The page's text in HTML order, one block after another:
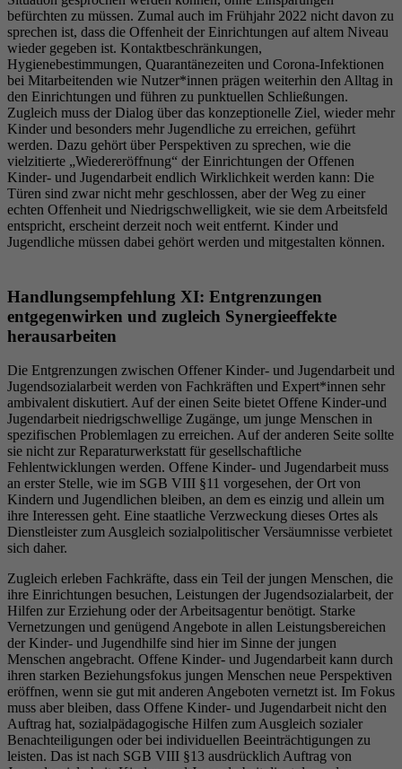
befürchten zu müssen. Zumal auch im Frühjahr 2022 nicht davon zu
sprechen ist, dass die Offenheit der Einrichtungen auf altem Niveau
wieder gegeben ist. Kontaktbeschränkungen,
Hygienebestimmungen, Quarantänezeiten und Corona-Infektionen
bei Mitarbeitenden wie Nutzer*innen prägen weiterhin den Alltag in
den Einrichtungen und führen zu punktuellen Schließungen.
Zugleich muss der Dialog über das konzeptionelle Ziel, wieder mehr
Kinder und besonders mehr Jugendliche zu erreichen, geführt
werden. Dazu gehört über Perspektiven zu sprechen, wie die
vielzitierte „Wiedereröffnung“ der Einrichtungen der Offenen
Kinder- und Jugendarbeit endlich Wirklichkeit werden kann: Die
Türen sind zwar nicht mehr geschlossen, aber der Weg zu einer
echten Offenheit und Niedrigschwelligkeit, wie sie dem Arbeitsfeld
entspricht, erscheint derzeit noch weit entfernt. Kinder und
Jugendliche müssen dabei gehört werden und mitgestalten können.
Handlungsempfehlung XI: Entgrenzungen
entgegenwirken und zugleich Synergieeffekte
herausarbeiten
Die Entgrenzungen zwischen Offener Kinder- und Jugendarbeit und
Jugendsozialarbeit werden von Fachkräften und Expert*innen sehr
ambivalent diskutiert. Auf der einen Seite bietet Offene Kinder-und
Jugendarbeit niedrigschwellige Zugänge, um junge Menschen in
spezifischen Problemlagen zu erreichen. Auf der anderen Seite sollte
sie nicht zur Reparaturwerkstatt für gesellschaftliche
Fehlentwicklungen werden. Offene Kinder- und Jugendarbeit muss
an erster Stelle, wie im SGB VIII §11 vorgesehen, der Ort von
Kindern und Jugendlichen bleiben, an dem es einzig und allein um
ihre Interessen geht. Eine staatliche Verzweckung dieses Ortes als
Dienstleister zum Ausgleich sozialpolitischer Versäumnisse verbietet
sich daher.
Zugleich erleben Fachkräfte, dass ein Teil der jungen Menschen, die
ihre Einrichtungen besuchen, Leistungen der Jugendsozialarbeit, der
Hilfen zur Erziehung oder der Arbeitsagentur benötigt. Starke
Vernetzungen und genügend Angebote in allen Leistungsbereichen
der Kinder- und Jugendhilfe sind hier im Sinne der jungen
Menschen angebracht. Offene Kinder- und Jugendarbeit kann durch
ihren starken Beziehungsfokus jungen Menschen neue Perspektiven
eröffnen, wenn sie gut mit anderen Angeboten vernetzt ist. Im Fokus
muss aber bleiben, dass Offene Kinder- und Jugendarbeit nicht den
Auftrag hat, sozialpädagogische Hilfen zum Ausgleich sozialer
Benachteiligungen oder bei individuellen Beeinträchtigungen zu
leisten. Das ist nach SGB VIII §13 ausdrücklich Auftrag von